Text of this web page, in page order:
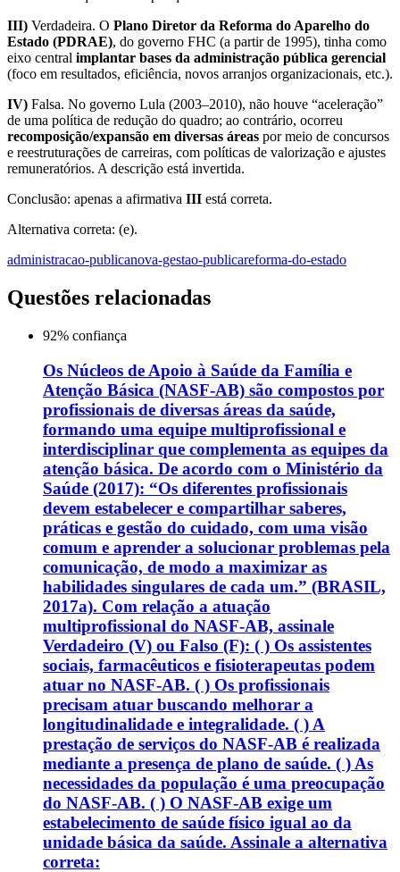
III) Verdadeira. O Plano Diretor da Reforma do Aparelho do
Estado (PDRAE), do governo FHC (a partir de 1995), tinha como
eixo central implantar bases da administração pública gerencial
(foco em resultados, eficiência, novos arranjos organizacionais, etc.).
IV) Falsa. No governo Lula (2003–2010), não houve “aceleração”
de uma política de redução do quadro; ao contrário, ocorreu
recomposição/expansão em diversas áreas por meio de concursos
e reestruturações de carreiras, com políticas de valorização e ajustes
remuneratórios. A descrição está invertida.
Conclusão: apenas a afirmativa III está correta.
Alternativa correta: (e).
administracao-publicanova-gestao-publicareforma-do-estado
Questões relacionadas
92% confiança
Os Núcleos de Apoio à Saúde da Família e
Atenção Básica (NASF-AB) são compostos por
profissionais de diversas áreas da saúde,
formando uma equipe multiprofissional e
interdisciplinar que complementa as equipes da
atenção básica. De acordo com o Ministério da
Saúde (2017): “Os diferentes profissionais
devem estabelecer e compartilhar saberes,
práticas e gestão do cuidado, com uma visão
comum e aprender a solucionar problemas pela
comunicação, de modo a maximizar as
habilidades singulares de cada um.” (BRASIL,
2017a). Com relação a atuação
multiprofissional do NASF-AB, assinale
Verdadeiro (V) ou Falso (F): ( ) Os assistentes
sociais, farmacêuticos e fisioterapeutas podem
atuar no NASF-AB. ( ) Os profissionais
precisam atuar buscando melhorar a
longitudinalidade e integralidade. ( ) A
prestação de serviços do NASF-AB é realizada
mediante a presença de plano de saúde. ( ) As
necessidades da população é uma preocupação
do NASF-AB. ( ) O NASF-AB exige um
estabelecimento de saúde físico igual ao da
unidade básica da saúde. Assinale a alternativa
correta: